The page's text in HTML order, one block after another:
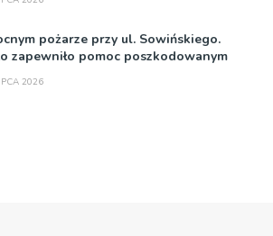
pożarze przy ul. Sowińskiego.
zapewniło pomoc poszkodowanym
2026